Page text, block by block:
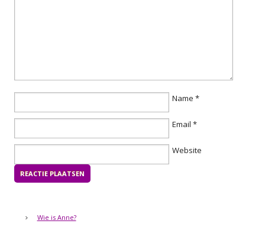
Name *
Email *
Website
Wie is Anne?